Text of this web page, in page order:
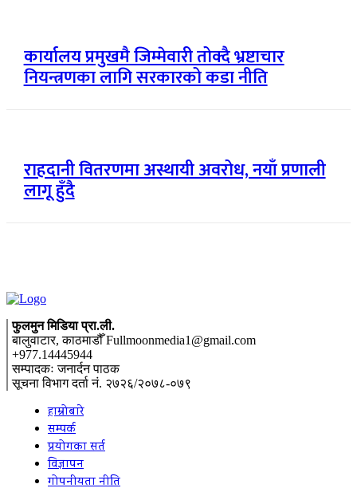
कार्यालय प्रमुखमै जिम्मेवारी तोक्दै भ्रष्टाचार
नियन्त्रणका लागि सरकारको कडा नीति
राहदानी वितरणमा अस्थायी अवरोध, नयाँ प्रणाली
लागू हुँदै
फुलमुन मिडिया प्रा.ली.
बालुवाटार, काठमाडौँ Fullmoonmedia1@gmail.com
+977.14445944
सम्पादकः जनार्दन पाठक
सूचना विभाग दर्ता नं. २७२६/२०७८-०७९
हाम्रोबारे
सम्पर्क
प्रयोगका सर्त
विज्ञापन
गोपनीयता नीति